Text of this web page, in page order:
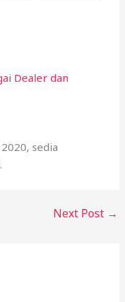
Dealer dan
sedia
Next Post →